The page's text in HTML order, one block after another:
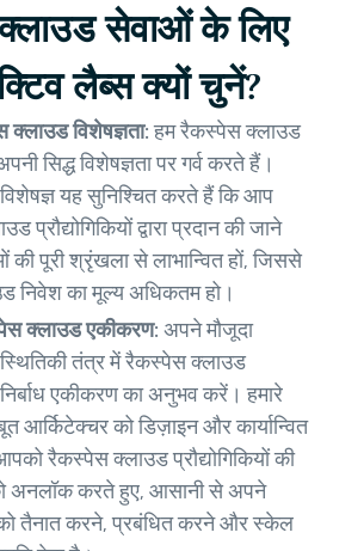
सेवाओं के लिए
लैब्स क्यों चुनें?
क्लाउड विशेषज्ञता:हम रैकस्पेस क्लाउड
सिद्ध विशेषज्ञता पर गर्व करते हैं।
यह सुनिश्चित करते हैं कि आप
प्रौद्योगिकियों द्वारा प्रदान की जाने
की पूरी श्रृंखला से लाभान्वित हों, जिससे
निवेश का मूल्य अधिकतम हो।
क्लाउड एकीकरण: अपने मौजूदा
तंत्र में रैकस्पेस क्लाउड
एकीकरण का अनुभव करें। हमारे
आर्किटेक्चर को डिज़ाइन और कार्यान्वित
रैकस्पेस क्लाउड प्रौद्योगिकियों की
अनलॉक करते हुए, आसानी से अपने
तैनात करने, प्रबंधित करने और स्केल